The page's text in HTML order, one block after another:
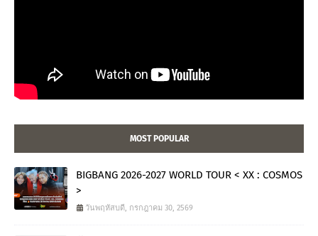
MOST POPULAR
BIGBANG 2026-2027 WORLD TOUR < XX : COSMOS
>
วันพฤหัสบดี, กรกฎาคม 30, 2569